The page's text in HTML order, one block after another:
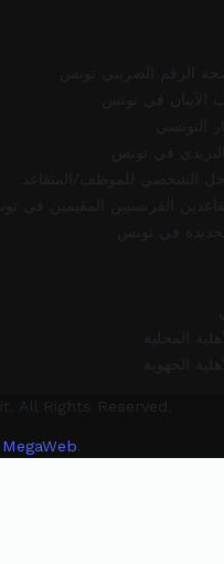
الرقم الضريبي تونس
في تونس
التونسي
في تونس
الشخصي للموظف/المتقاعد
الفرنسيين المقيمين في
في تونس
المحلية
الجهوية
All Rights Reserved.
MegaWeb